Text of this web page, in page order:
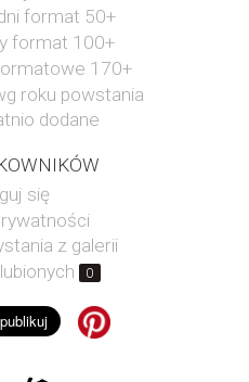
format 50+
format 100+
170+
roku powstania
dodane
się
z galerii
0